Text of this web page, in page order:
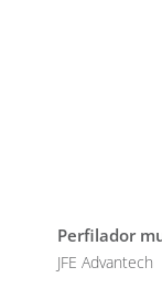
Perfilador
JFE Advantech